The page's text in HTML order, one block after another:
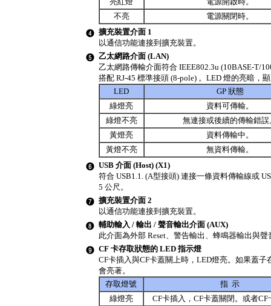
不亮
電源關閉時。
擴充裝置介面 1
以通信功能連接到擴充裝置。
乙太網路介面 (LAN)
乙太網路傳輸介面符合 IEEE802.3u (10BASE-T/
搭配 RJ-45 標準接頭 (8-pole) 。LED 燈的亮暗，
LED
GP 狀態
綠燈亮
資料可傳輸。
綠燈不亮
無連接或後續的傳輸錯誤
黃燈亮
資料傳輸中。
黃燈不亮
無資料傳輸。
USB 介面 (Host) (X1)
符合 USB1.1. (A型接頭) 連接一條資料傳輸線或
5 公尺。
擴充裝置介面 2
以通信功能連接到擴充裝置。
輔助輸入 / 輸出 / 聲音輸出介面 (AUX)
此介面為外部 Reset、警告輸出、蜂鳴器輸出與聲
CF 卡存取狀態的 LED 指示燈
CF卡插入與CF卡蓋關上時，LED燈亮。如果蓋
會亮著。
存取燈號
指 示
綠燈亮
CF卡插入，CF卡蓋關閉。或者CF